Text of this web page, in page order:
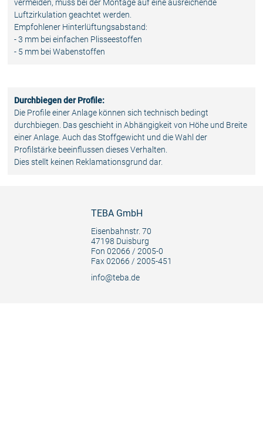
vermeiden, muss bei der Montage auf eine ausreichende
Luftzirkulation geachtet werden.
Empfohlener Hinterlüftungsabstand:
- 3 mm bei einfachen Plisseestoffen
- 5 mm bei Wabenstoffen
Durchbiegen der Profile:
Die Profile einer Anlage können sich technisch bedingt
durchbiegen. Das geschieht in Abhängigkeit von Höhe und Breite
einer Anlage. Auch das Stoffgewicht und die Wahl der
Profilstärke beeinflussen dieses Verhalten.
Dies stellt keinen Reklamationsgrund dar.
TEBA GmbH
Eisenbahnstr. 70
47198 Duisburg
Fon 02066 / 2005-0
Fax 02066 / 2005-451
info@teba.de